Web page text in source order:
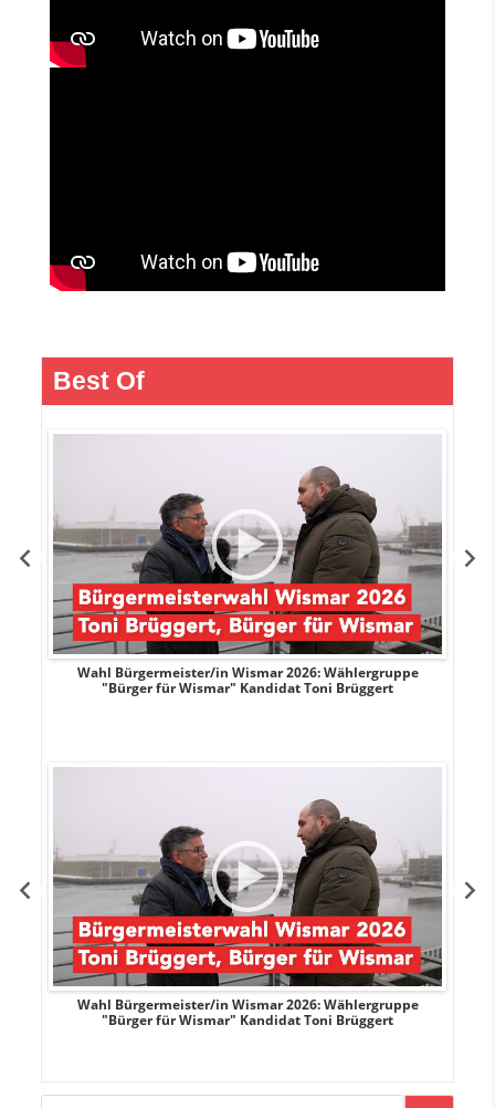
Best Of
Wahl Bürgermeister/in Wismar 2026: Wählergruppe
"Bürger für Wismar" Kandidat Toni Brüggert
Wahl Bürgermeister/in Wismar 2026: Wählergruppe
"Bürger für Wismar" Kandidat Toni Brüggert